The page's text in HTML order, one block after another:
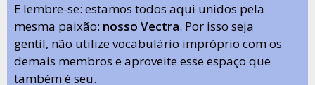
E lembre-se: estamos todos aqui unidos pela
mesma paixão: nosso Vectra. Por isso seja
gentil, não utilize vocabulário impróprio com os
demais membros e aproveite esse espaço que
também é seu.